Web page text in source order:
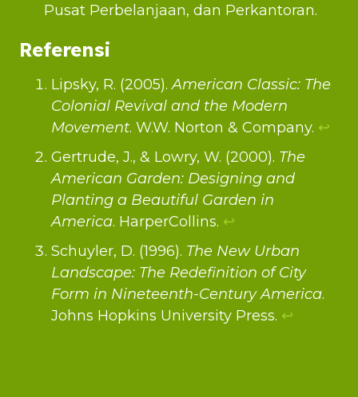
Pusat Perbelanjaan, dan Perkantoran.
Referensi
Lipsky, R. (2005).American Classic: The
Colonial Revival and the Modern
Movement. W.W. Norton & Company. ↩︎
Gertrude, J., & Lowry, W. (2000). The
American Garden: Designing and
Planting a Beautiful Garden in
America. HarperCollins. ↩︎
Schuyler, D. (1996). The New Urban
Landscape: The Redefinition of City
Form in Nineteenth-Century America.
Johns Hopkins University Press. ↩︎